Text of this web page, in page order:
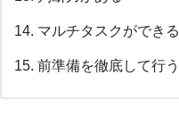
マルチタスクができる
前準備を徹底して行う